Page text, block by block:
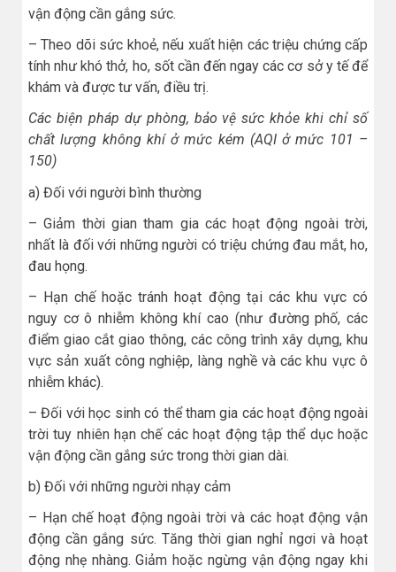
vận động cần gắng sức.
– Theo dõi sức khoẻ, nếu xuất hiện các triệu chứng cấp
tính như khó thở, ho, sốt cần đến ngay các cơ sở y tế để
khám và được tư vấn, điều trị.
Các biện pháp dự phòng, bảo vệ sức khỏe khi chỉ số
chất lượng không khí ở mức kém (AQI ở mức 101 –
150)
a) Đối với người bình thường
– Giảm thời gian tham gia các hoạt động ngoài trời,
nhất là đối với những người có triệu chứng đau mắt, ho,
đau họng.
– Hạn chế hoặc tránh hoạt động tại các khu vực có
nguy cơ ô nhiễm không khí cao (như đường phố, các
điểm giao cắt giao thông, các công trình xây dựng, khu
vực sản xuất công nghiệp, làng nghề và các khu vực ô
nhiễm khác).
– Đối với học sinh có thể tham gia các hoạt động ngoài
trời tuy nhiên hạn chế các hoạt động tập thể dục hoặc
vận động cần gắng sức trong thời gian dài.
b) Đối với những người nhạy cảm
– Hạn chế hoạt động ngoài trời và các hoạt động vận
động cần gắng sức. Tăng thời gian nghỉ ngơi và hoạt
động nhẹ nhàng. Giảm hoặc ngừng vận động ngay khi